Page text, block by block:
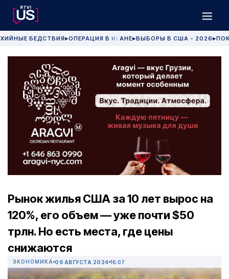
БЕДСТВИЯ▶ОПЕРАЦИЯ В ИРАНЕ▶ВЫБОРЫ В США - 2026 ▶
Рынок жилья США за 10 лет вырос на
120%, его объем — уже почти $50
трлн. Но есть места, где цены
снижаются
ЭКОНОМИКА 09 АВГУСТА 2024 16:07